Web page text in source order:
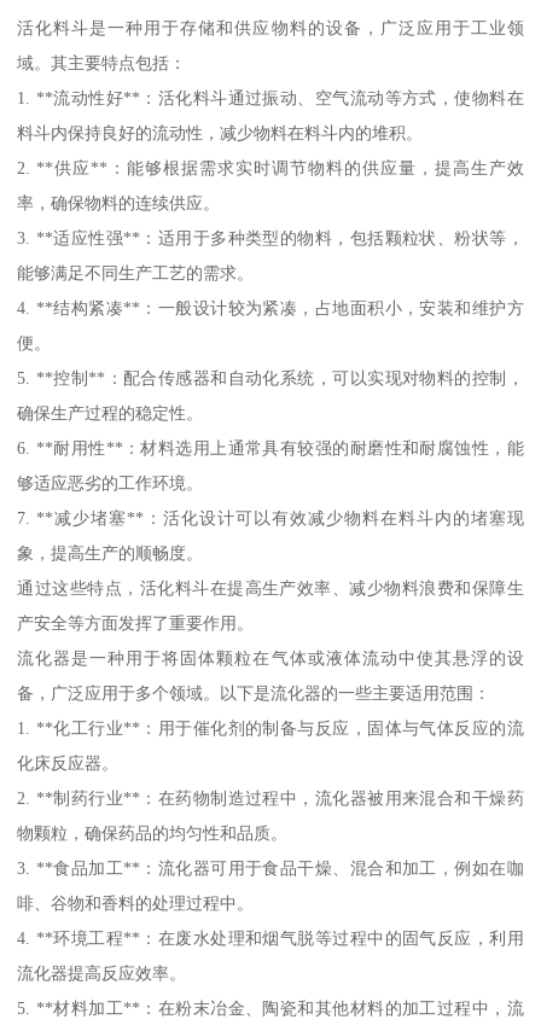
活化料斗是一种用于存储和供应物料的设备，广泛应用于工业领
域。其主要特点包括：
1. **流动性好**：活化料斗通过振动、空气流动等方式，使物料在
料斗内保持良好的流动性，减少物料在料斗内的堆积。
2. **供应**：能够根据需求实时调节物料的供应量，提高生产效
率，确保物料的连续供应。
3. **适应性强**：适用于多种类型的物料，包括颗粒状、粉状等，
能够满足不同生产工艺的需求。
4. **结构紧凑**：一般设计较为紧凑，占地面积小，安装和维护方
便。
5. **控制**：配合传感器和自动化系统，可以实现对物料的控制，
确保生产过程的稳定性。
6. **耐用性**：材料选用上通常具有较强的耐磨性和耐腐蚀性，能
够适应恶劣的工作环境。
7. **减少堵塞**：活化设计可以有效减少物料在料斗内的堵塞现
象，提高生产的顺畅度。
通过这些特点，活化料斗在提高生产效率、减少物料浪费和保障生
产安全等方面发挥了重要作用。
流化器是一种用于将固体颗粒在气体或液体流动中使其悬浮的设
备，广泛应用于多个领域。以下是流化器的一些主要适用范围：
1. **化工行业**：用于催化剂的制备与反应，固体与气体反应的流
化床反应器。
2. **制药行业**：在药物制造过程中，流化器被用来混合和干燥药
物颗粒，确保药品的均匀性和品质。
3. **食品加工**：流化器可用于食品干燥、混合和加工，例如在咖
啡、谷物和香料的处理过程中。
4. **环境工程**：在废水处理和烟气脱等过程中的固气反应，利用
流化器提高反应效率。
5. **材料加工**：在粉末冶金、陶瓷和其他材料的加工过程中，流